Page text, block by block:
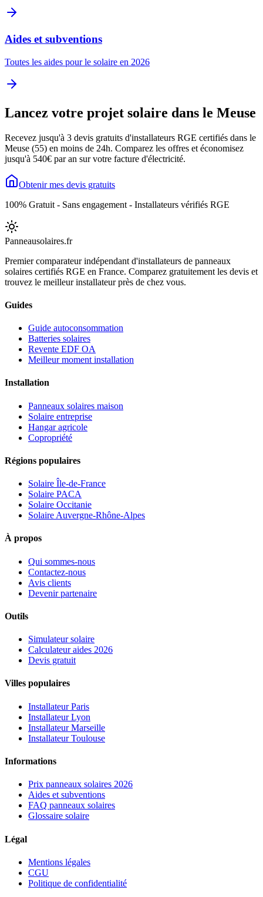
Aides et subventions
Toutes les aides pour le solaire en 2026
Lancez votre projet solaire dans le Meuse
Recevez jusqu'à 3 devis gratuits d'installateurs RGE certifiés dans le
Meuse (55) en moins de 24h. Comparez les offres et économisez
jusqu'à 540€ par an sur votre facture d'électricité.
Obtenir mes devis gratuits
100% Gratuit - Sans engagement - Installateurs vérifiés RGE
Panneausolaires.fr
Premier comparateur indépendant d'installateurs de panneaux
solaires certifiés RGE en France. Comparez gratuitement les devis et
trouvez le meilleur installateur près de chez vous.
Guides
Guide autoconsommation
Batteries solaires
Revente EDF OA
Meilleur moment installation
Installation
Panneaux solaires maison
Solaire entreprise
Hangar agricole
Copropriété
Régions populaires
Solaire Île-de-France
Solaire PACA
Solaire Occitanie
Solaire Auvergne-Rhône-Alpes
À propos
Qui sommes-nous
Contactez-nous
Avis clients
Devenir partenaire
Outils
Simulateur solaire
Calculateur aides 2026
Devis gratuit
Villes populaires
Installateur Paris
Installateur Lyon
Installateur Marseille
Installateur Toulouse
Informations
Prix panneaux solaires 2026
Aides et subventions
FAQ panneaux solaires
Glossaire solaire
Légal
Mentions légales
CGU
Politique de confidentialité